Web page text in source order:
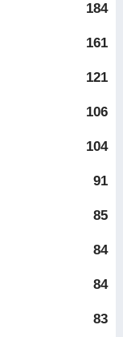
184
161
121
106
104
91
85
84
84
83